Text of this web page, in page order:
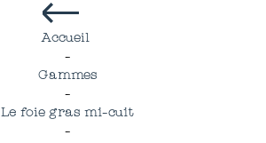
Accueil
-
Gammes
-
Le foie gras mi-cuit
-